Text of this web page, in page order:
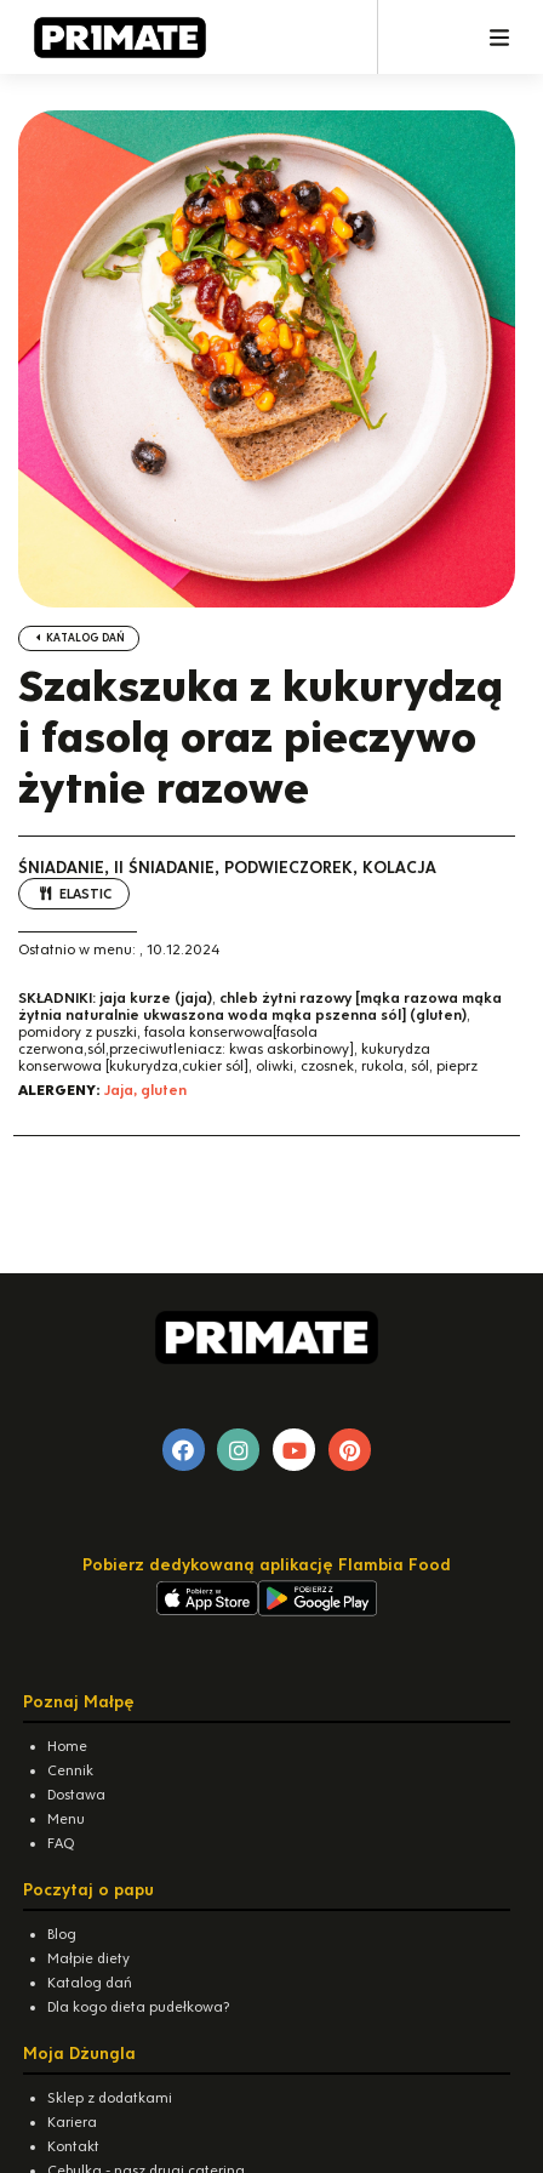
KATALOG DAŃ
Szakszuka z kukurydzą
i fasolą oraz pieczywo
żytnie razowe
ŚNIADANIE, II ŚNIADANIE, PODWIECZOREK, KOLACJA
ELASTIC
Ostatnio w menu: , 10.12.2024
SKŁADNIKI: jaja kurze (jaja), chleb żytni razowy [mąka razowa mąka
żytnia naturalnie ukwaszona woda mąka pszenna sól] (gluten),
pomidory z puszki, fasola konserwowa[fasola
czerwona,sól,przeciwutleniacz: kwas askorbinowy], kukurydza
konserwowa [kukurydza,cukier sól], oliwki, czosnek, rukola, sól, pieprz
ALERGENY: Jaja, gluten
Pobierz dedykowaną aplikację Flambia Food
Poznaj Małpę
Home
Cennik
Dostawa
Menu
FAQ
Poczytaj o papu
Blog
Małpie diety
Katalog dań
Dla kogo dieta pudełkowa?
Moja Dżungla
Sklep z dodatkami
Kariera
Kontakt